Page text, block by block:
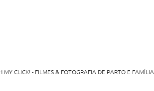
MY CLICK! - FILMES & FOTOGRAFIA DE PARTO E FAMÍLIA